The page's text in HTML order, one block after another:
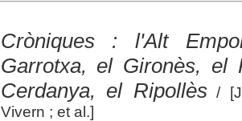
Cròniques : l'Alt
Garrotxa, el Gironès,
Cerdanya, el Ripollès/
Vivern ; et al.]